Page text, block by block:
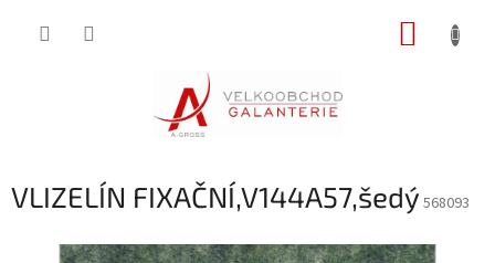
VLIZELÍN FIXAČNÍ,V144A57,šedý 568093